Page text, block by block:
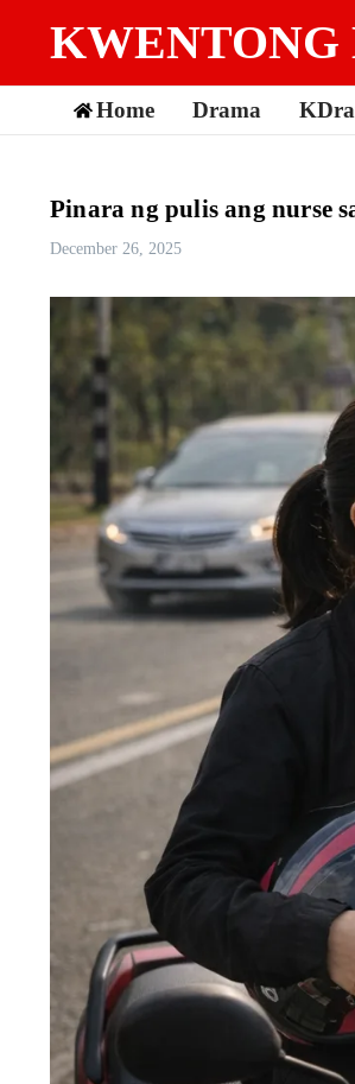
KWENTONG
Home Drama
Pinara ng pulis ang nurse
December 26, 2025